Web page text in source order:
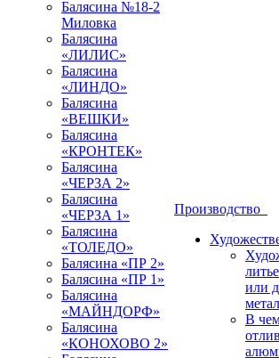
Балясина №18-2
Миловка
Балясина
«ЛИЛИС»
Балясина
«ЛИНДО»
Балясина
«ВЕШКИ»
Балясина
«КРОНТЕК»
Балясина
«ЧЕРЗА 2»
Балясина
«ЧЕРЗА 1»
Балясина
«ТОЛЕДО»
Балясина «ПР 2»
Балясина «ПР 1»
Балясина
«МАЙНДОРФ»
Балясина
«КОНОХОВО 2»
Производство
или
В